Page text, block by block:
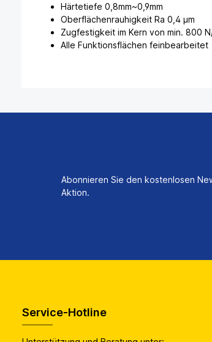
Härtetiefe 0,8mm~0,9mm
Oberflächenrauhigkeit Ra 0,4 µm
Zugfestigkeit im Kern von min. 800
Alle Funktionsflächen feinbearbeitet
Abonnieren Sie den kostenlosen
Aktion.
Service-Hotline